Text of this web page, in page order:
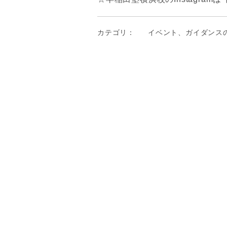
カテゴリ： イベント、ガイダンス